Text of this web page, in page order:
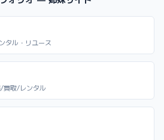
タル・リユース
買取/レンタル